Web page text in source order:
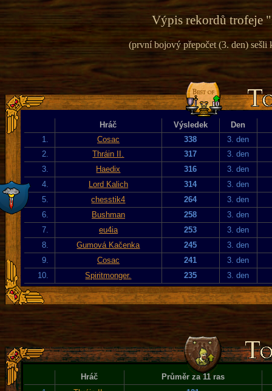
Výpis rekordů trofeje "
(první bojový přepočet (3. den)
Hráč Výsledek
Den
1.
Cosac 338
3. den
2.
Thráin II. 317
3. den
3.
Haedix 316
3. den
4.
Lord Kalich 314
3. den
5.
chesstik4 264
3. den
6.
Bushman 258
3. den
7.
eu4ia 253
3. den
8.
Gumová Kačenka 245
3. den
9.
Cosac 241
3. den
10.
Spiritmonger. 235 3. den
Hráč
Průměr za 11 ras